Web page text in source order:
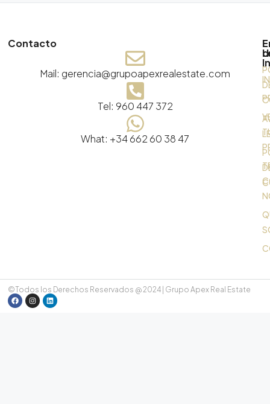
Contacto
Mail: gerencia@grupoapexrealestate.com
Tel: 960 447 372
What: +34 662 60 38 47
©Todos los Derechos Reservados @ 2024 | Grupo Apex Real Estate